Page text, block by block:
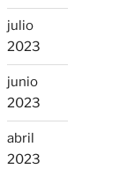
julio
2023
junio
2023
abril
2023